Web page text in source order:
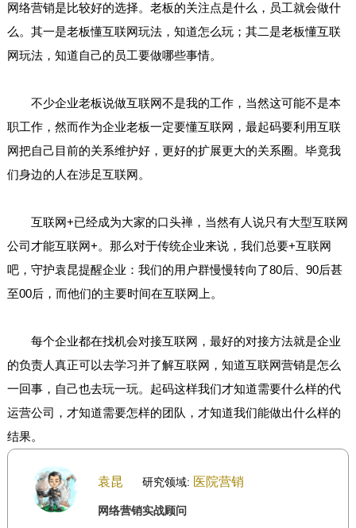
网络营销是比较好的选择。老板的关注点是什么，员工就会做什
么。其一是老板懂互联网玩法，知道怎么玩；其二是老板懂互联
网玩法，知道自己的员工要做哪些事情。
不少企业老板说做互联网不是我的工作，当然这可能不是本
职工作，然而作为企业老板一定要懂互联网，最起码要利用互联
网把自己目前的关系维护好，更好的扩展更大的关系圈。毕竟我
们身边的人在涉足互联网。
互联网+已经成为大家的口头禅，当然有人说只有大型互联网
公司才能互联网+。那么对于传统企业来说，我们总要+互联网
吧，守护袁昆提醒企业：我们的用户群慢慢转向了80后、90后甚
至00后，而他们的主要时间在互联网上。
每个企业都在找机会对接互联网，最好的对接方法就是企业
的负责人真正可以去学习并了解互联网，知道互联网营销是怎么
一回事，自己也去玩一玩。起码这样我们才知道需要什么样的代
运营公司，才知道需要怎样的团队，才知道我们能做出什么样的
结果。
袁昆 研究领域: 医院营销
网络营销实战顾问